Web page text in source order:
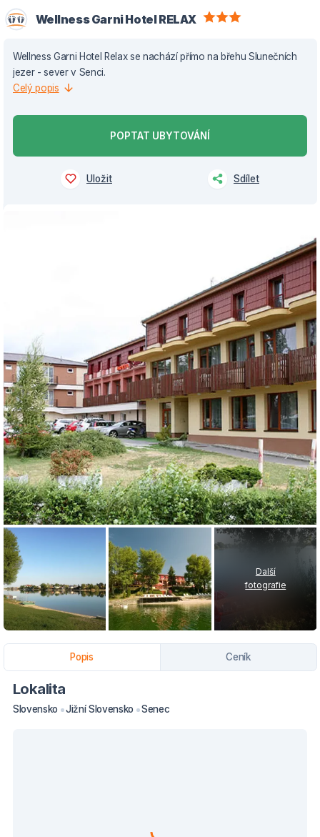
Wellness Garni Hotel RELAX
Wellness Garni Hotel Relax se nachází přímo na břehu Slunečních
jezer - sever v Senci.
Celý popis
POPTAT UBYTOVÁNÍ
Uložit Sdílet
Další
fotografie
Popis Ceník
Lokalita
Slovensko Jižní Slovensko Senec